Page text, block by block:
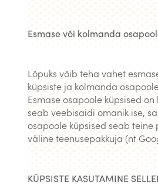
Esmase või kolmanda
Lõpuks võib teha vahet
küpsiste ja kolmanda
Esmase osapoole küpsised
seab veebisaidi omanik ise,
osapoole küpsised seab teine
väline teenusepakkuja (nt
KÜPSISTE KASUTAMINE